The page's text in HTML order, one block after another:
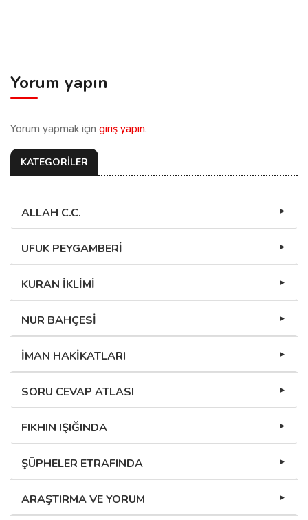
Yorum yapın
Yorum yapmak için giriş yapın.
KATEGORİLER
ALLAH C.C.
UFUK PEYGAMBERİ
KURAN İKLİMİ
NUR BAHÇESİ
İMAN HAKİKATLARI
SORU CEVAP ATLASI
FIKHIN IŞIĞINDA
ŞÜPHELER ETRAFINDA
ARAŞTIRMA VE YORUM